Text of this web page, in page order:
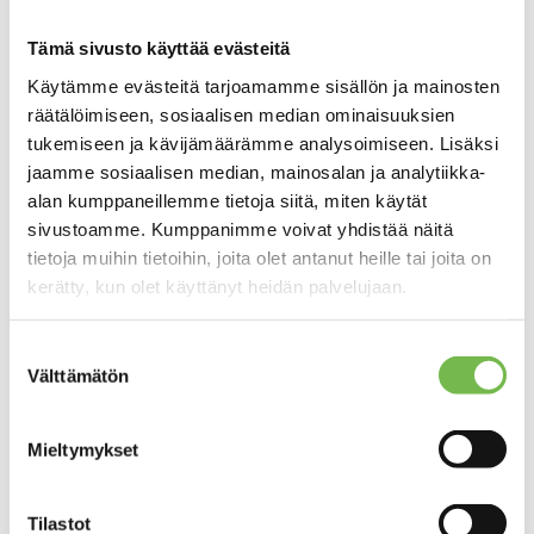
Tämä sivusto käyttää evästeitä
Käytämme evästeitä tarjoamamme sisällön ja mainosten
räätälöimiseen, sosiaalisen median ominaisuuksien
tukemiseen ja kävijämäärämme analysoimiseen. Lisäksi
jaamme sosiaalisen median, mainosalan ja analytiikka-
alan kumppaneillemme tietoja siitä, miten käytät
sivustoamme. Kumppanimme voivat yhdistää näitä
tietoja muihin tietoihin, joita olet antanut heille tai joita on
kerätty, kun olet käyttänyt heidän palvelujaan.
valinta
Välttämätön
Mieltymykset
Tilastot
joulukuu 2025
lokakuu 2025
syyskuu 2025
kesäkuu 2025
huhtikuu 2025
maaliskuu 2025
elokuu 2024
elokuu 2023